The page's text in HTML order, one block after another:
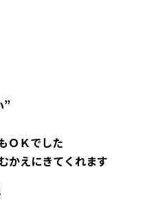
”
ＯＫでした
かえにきてくれます